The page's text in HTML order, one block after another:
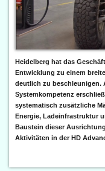
Heidelberg hat das
Entwicklung zu einem
deutlich zu beschleunigen.
Systemkompetenz
systematisch zusätzliche
Energie, Ladeinfrastruktur
Baustein dieser
Aktivitäten in der HD